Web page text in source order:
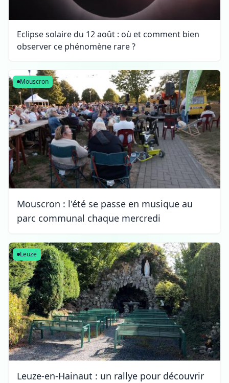
Eclipse solaire du 12 août : où et comment bien
observer ce phénomène rare ?
Mouscron
Mouscron : l'été se passe en musique au
parc communal chaque mercredi
Leuze
Leuze-en-Hainaut : un rallye pour découvrir